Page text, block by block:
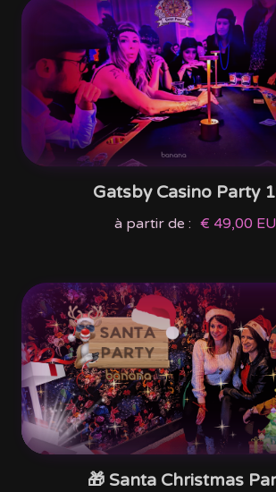
Gatsby Casino Party
à partir de : € 49,00
🎁 Santa Christmas